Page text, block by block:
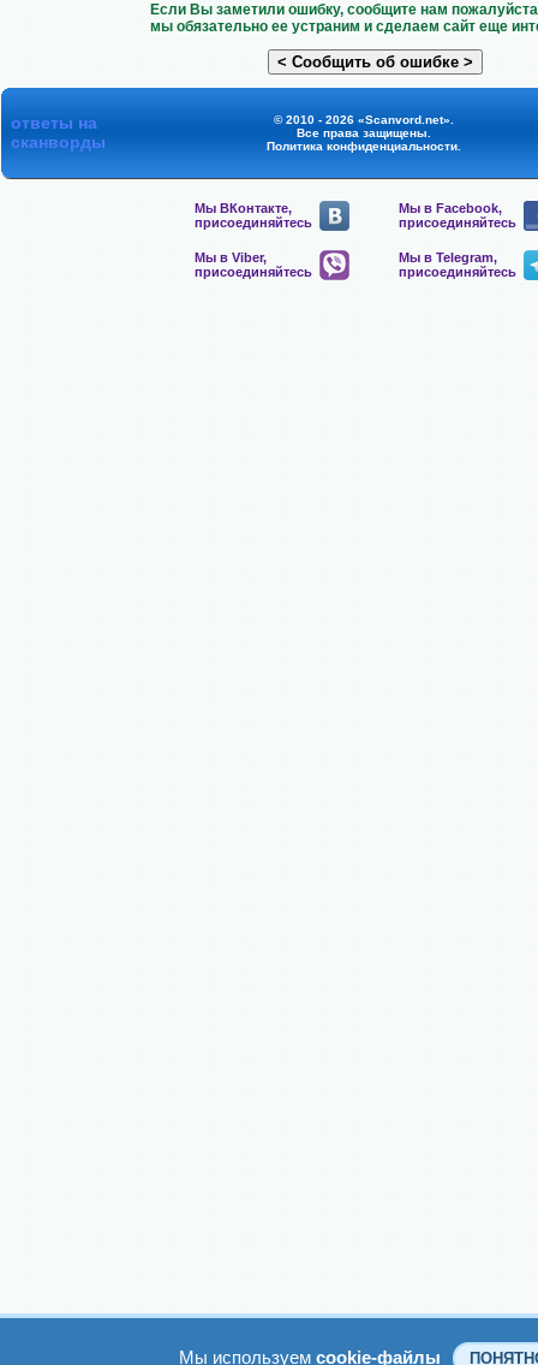
Если Вы заметили ошибку, сообщите нам
мы обязательно ее устраним и сделаем сайт еще
ответы на
сканворды
© 2010 - 2026 «Scanvord.net».
Все права защищены.
Политика конфиденциальности.
Мы ВКонтакте,
присоединяйтесь
Мы в Facebook,
присоединяйтесь
Мы в Viber,
присоединяйтесь
Мы в Telegram,
присоединяйтесь
Мы используем cookie-файлы